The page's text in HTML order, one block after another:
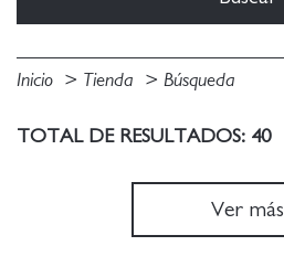
Inicio Tienda Búsqueda
TOTAL DE RESULTADOS: 40
Ver más